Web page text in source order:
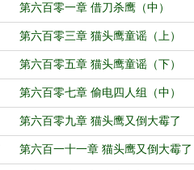
园？（下）
第六百零一章 借刀杀鹰（中）
第六百零三章 猫头鹰童谣（上）
第六百零五章 猫头鹰童谣（下）
第六百零七章 偷电四人组（中）
第六百零九章 猫头鹰又倒大霉了
（上）
第六百一十一章 猫头鹰又倒大霉了